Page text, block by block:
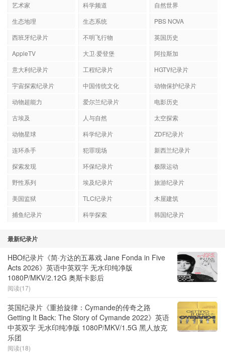
艺术家
科学频道
自然世界
生态地理
生态系统
PBS NOVA
西班牙纪录片
不明飞行物
英国历史
AppleTV
大卫·爱登堡
阿拉斯加
意大利纪录片
工程纪录片
HGTV纪录片
宇宙探索纪录片
中国传统文化
动物保护纪录片
动物超能力
爱尔兰纪录片
电影历史
古埃及
人与自然
太空探索
动物星球
科学纪录片
ZDF纪录片
连环杀手
犯罪现场
新西兰纪录片
探索发现
环保纪录片
极限运动
野性系列
埃及纪录片
旅游纪录片
美国监狱
TLC纪录片
木屋建筑
捕鱼纪录片
科学探索 韩国纪录片
最新纪录片
HBO纪录片《简·方达的五幕戏 Jane Fonda in Five
Acts 2026》英语中英双字 无水印纯净版
1080P/MKV/2.12G 奥斯卡影后
阅读(17)
英国纪录片《重拾旋律：Cymande的传奇之路
Getting It Back: The Story of Cymande 2022》英语
中英双字 无水印纯净版 1080P/MKV/1.5G 黑人放克
乐团
阅读(18)